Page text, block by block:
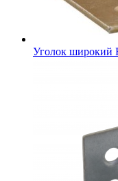
Уголок широкий